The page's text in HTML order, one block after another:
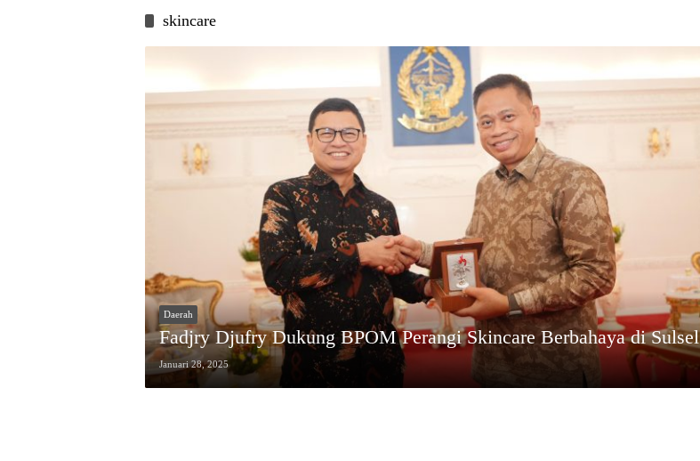
skincare
Daerah
Fadjry Djufry Dukung BPOM Perangi Skincare Berbahaya di Sulsel
Januari 28, 2025